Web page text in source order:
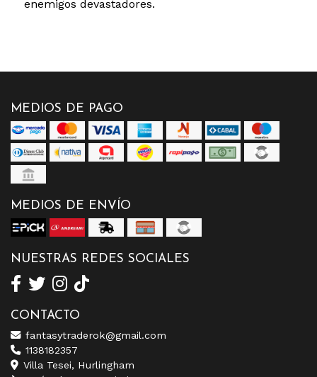
enemigos devastadores.
MEDIOS DE PAGO
MEDIOS DE ENVÍO
NUESTRAS REDES SOCIALES
CONTACTO
fantasytraderok@gmail.com
1138182357
Villa Tesei, Hurlingham